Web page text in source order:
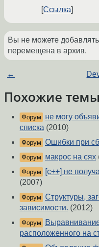
Ссылка
Вы не можете
перемещена в архив.
←
Похожие темы
Форум
не могу
списка (2010)
Форум Ошибки при
Форум макрос на сях
Форум
[c++] не
(2007)
Форум Структуры,
зависимости. (2012)
Форум
расположенного на